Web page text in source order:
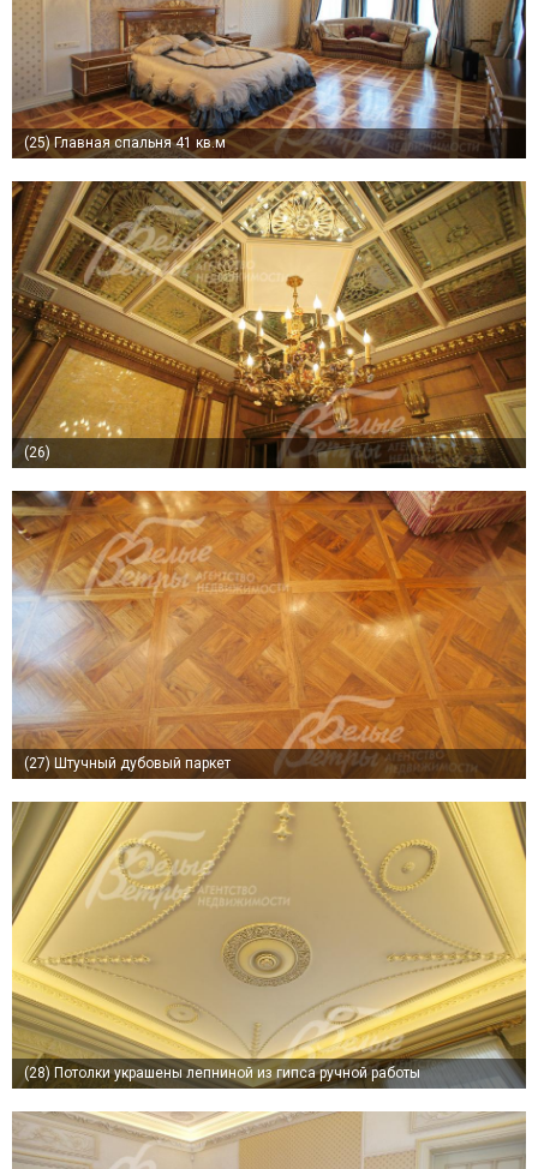
(25)Главная спальня 41 кв.м
(26)
(27) Штучный дубовый паркет
(28) Потолки украшены лепниной из гипса ручной работы